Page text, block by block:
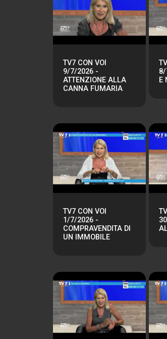
TV7 CON VOI
9/7/2026 -
ATTENZIONE ALLA
CANNA FUMARIA
8/
E
TV7 CON VOI
1/7/2026 -
COMPRAVENDITA DI
UN IMMOBILE